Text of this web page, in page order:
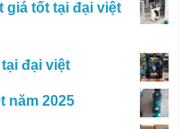
giá tốt tại đại việt
đại việt
năm 2025